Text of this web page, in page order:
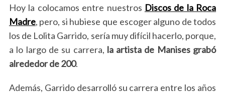
Hoy la colocamos entre nuestros Discos de la Roca
Madre, pero, si hubiese que escoger alguno de todos
los de Lolita Garrido, sería muy difícil hacerlo, porque,
a lo largo de su carrera, la artista de Manises grabó
alrededor de 200.
Además, Garrido desarrolló su carrera entre los años